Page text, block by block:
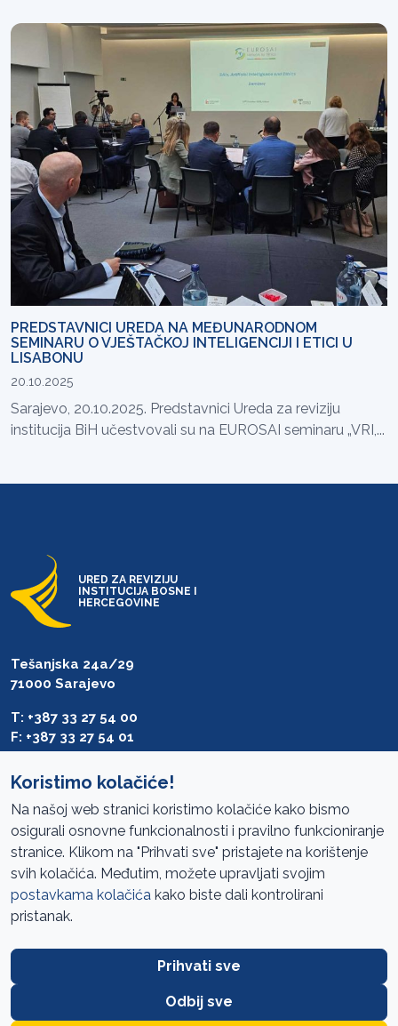
PREDSTAVNICI UREDA NA MEĐUNARODNOM
SEMINARU O VJEŠTAČKOJ INTELIGENCIJI I ETICI U
LISABONU
20.10.2025
Sarajevo, 20.10.2025. Predstavnici Ureda za reviziju
institucija BiH učestvovali su na EUROSAI seminaru „VRI,...
URED ZA REVIZIJU
INSTITUCIJA BOSNE I
HERCEGOVINE
Tešanjska 24a/29
71000 Sarajevo
T: +387 33 27 54 00
F: +387 33 27 54 01
Pristup informacijama
Mapa sajta
Oglasi
Koristimo kolačiće!
Na našoj web stranici koristimo kolačiće kako bismo
osigurali osnovne funkcionalnosti i pravilno funkcioniranje
stranice. Klikom na "Prihvati sve" pristajete na korištenje
svih kolačića. Međutim, možete upravljati svojim
postavkama kolačića kako biste dali kontrolirani
pristanak.
Prihvati sve
Odbij sve